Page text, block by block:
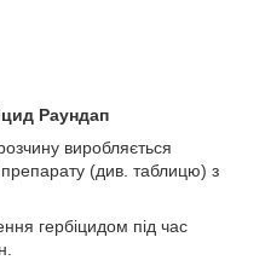
Раундап
виробляється
препарату (див. таблицю) з
гербіцидом під час